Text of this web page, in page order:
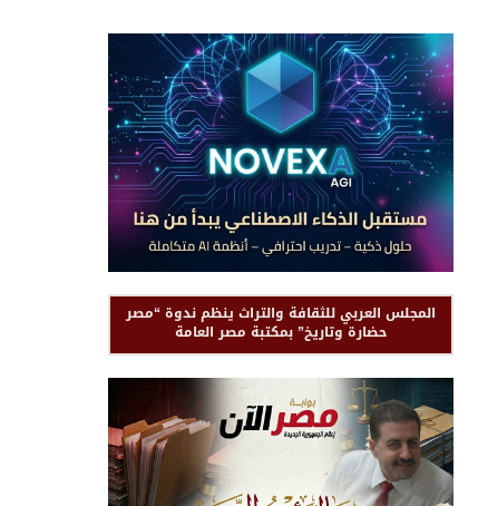
المجلس العربي للثقافة والتراث ينظم ندوة “مصر
حضارة وتاريخ” بمكتبة مصر العامة